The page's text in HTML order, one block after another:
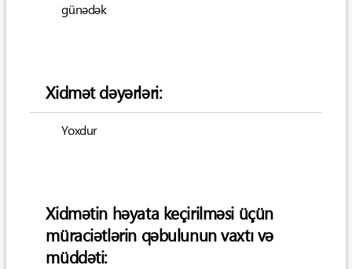
günədək
Xidmət dəyərləri:
Yoxdur
Xidmətin həyata keçirilməsi üçün
müraciətlərin qəbulunun vaxtı və
müddəti: